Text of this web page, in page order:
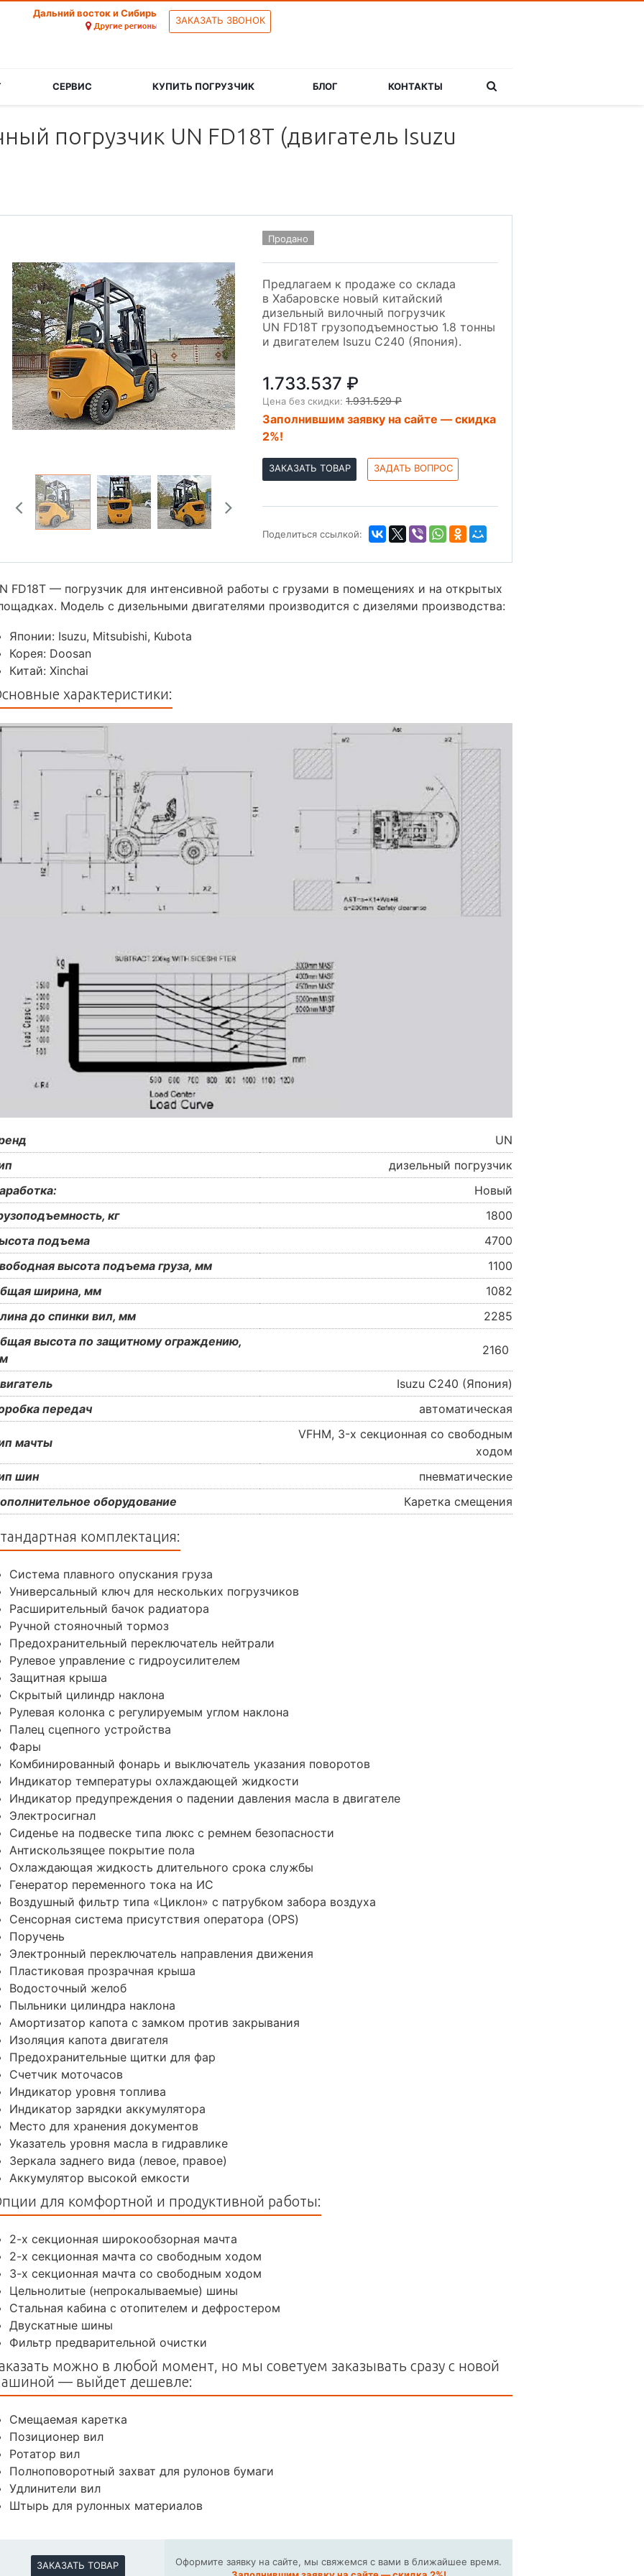
ЗАКАЗАТЬ ЗВОНОК
Дальний восток и Сибирь
СЕРВИС КУПИТЬ ПОГРУЗЧИК БЛОГ КОНТАКТЫ
погрузчик UN FD18T (двигатель Isuzu
Продано
Предлагаем к продаже со склада
в Хабаровске новый китайский
дизельный вилочный погрузчик
UN FD18T грузоподъемностью 1.8 тонны
и двигателем Isuzu C240 (Япония).
1.733.537 ₽
Цена без скидки: 1.931.529 ₽
Заполнившим заявку на сайте — скидка
2%!
ЗАКАЗАТЬ ТОВАР ЗАДАТЬ ВОПРОС
Поделиться ссылкой:
FD18T — погрузчик для интенсивной работы с грузами в помещениях и на открытых
Модель с дизельными двигателями производится с дизелями производства:
Японии: Isuzu, Mitsubishi, Kubota
Корея: Doosan
Китай: Xinchai
характеристики:
UN
дизельный погрузчик
Новый
кг
1800
подъема
4700
высота подъема груза, мм
1100
ширина, мм
1082
до спинки вил, мм
2285
высота по защитному ограждению,
2160
Isuzu C240 (Япония)
передач
автоматическая
мачты
VFHM, 3-х секционная со свободным
ходом
шин
пневматические
оборудование
Каретка смещения
комплектация:
Система плавного опускания груза
Универсальный ключ для нескольких погрузчиков
Расширительный бачок радиатора
Ручной стояночный тормоз
Предохранительный переключатель нейтрали
Рулевое управление с гидроусилителем
Защитная крыша
Скрытый цилиндр наклона
Рулевая колонка с регулируемым углом наклона
Палец сцепного устройства
Фары
Комбинированный фонарь и выключатель указания поворотов
Индикатор температуры охлаждающей жидкости
Индикатор предупреждения о падении давления масла в двигателе
Электросигнал
Сиденье на подвеске типа люкс с ремнем безопасности
Антискользящее покрытие пола
Охлаждающая жидкость длительного срока службы
Генератор переменного тока на ИС
Воздушный фильтр типа «Циклон» с патрубком забора воздуха
Сенсорная система присутствия оператора (OPS)
Поручень
Электронный переключатель направления движения
Пластиковая прозрачная крыша
Водосточный желоб
Пыльники цилиндра наклона
Амортизатор капота с замком против закрывания
Изоляция капота двигателя
Предохранительные щитки для фар
Счетчик моточасов
Индикатор уровня топлива
Индикатор зарядки аккумулятора
Место для хранения документов
Указатель уровня масла в гидравлике
Зеркала заднего вида (левое, правое)
Аккумулятор высокой емкости
для комфортной и продуктивной работы:
2-х секционная широкообзорная мачта
2-х секционная мачта со свободным ходом
3-х секционная мачта со свободным ходом
Цельнолитые (непрокалываемые) шины
Стальная кабина с отопителем и дефростером
Двускатные шины
Фильтр предварительной очистки
можно в любой момент, но мы советуем заказывать сразу с новой
— выйдет дешевле:
Смещаемая каретка
Позиционер вил
Ротатор вил
Полноповоротный захват для рулонов бумаги
Удлинители вил
Штырь для рулонных материалов
ЗАКАЗАТЬ ТОВАР
Оформите заявку на сайте, мы свяжемся с вами в ближайшее время.